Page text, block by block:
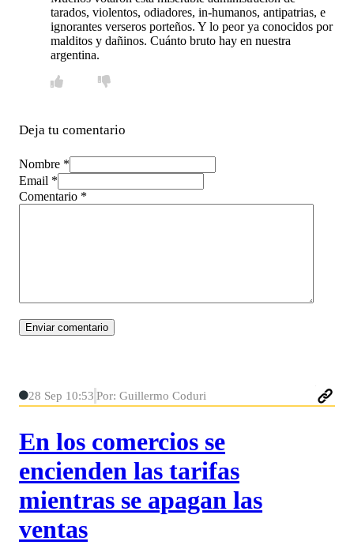
tarados, violentos, odiadores, in-humanos, antipatrias, e
ignorantes verseros porteños. Y lo peor ya conocidos por
malditos y dañinos. Cuánto bruto hay en nuestra
argentina.
Deja tu comentario
Nombre *
Email *
Comentario *
28 Sep 10:53 Por: Guillermo Coduri
En los comercios se
encienden las tarifas
mientras se apagan las
ventas